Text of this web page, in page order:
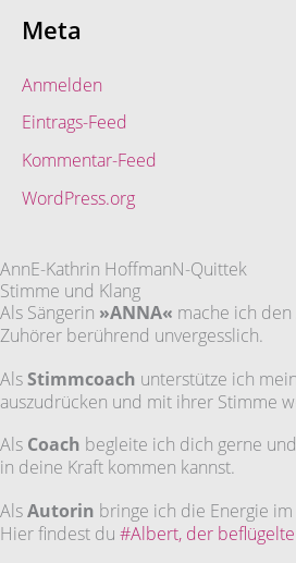
Meta
Anmelden
Eintrags-Feed
Kommentar-Feed
WordPress.org
AnnE-Kathrin HoffmanN-Quittek
Stimme und Klang
Als Sängerin »ANNA« mache ich
Zuhörer berührend unvergesslich.
AlsStimmcoach unterstütze ich
auszudrücken und mit ihrer Stimme
Als Coach begleite ich dich gerne
in deine Kraft kommen kannst.
AlsAutorin bringe ich die Energie
Hier findest du #Albert, der